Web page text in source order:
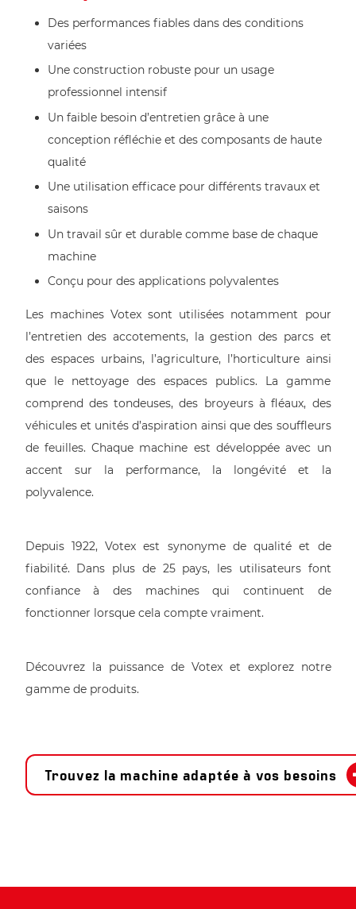
Des performances fiables dans des conditions
variées
Une construction robuste pour un usage
professionnel intensif
Un faible besoin d’entretien grâce à une
conception réfléchie et des composants de haute
qualité
Une utilisation efficace pour différents travaux et
saisons
Un travail sûr et durable comme base de chaque
machine
Conçu pour des applications polyvalentes
Les machines Votex sont utilisées notamment pour
l’entretien des accotements, la gestion des parcs et
des espaces urbains, l’agriculture, l’horticulture ainsi
que le nettoyage des espaces publics. La gamme
comprend des tondeuses, des broyeurs à fléaux, des
véhicules et unités d’aspiration ainsi que des souffleurs
de feuilles. Chaque machine est développée avec un
accent sur la performance, la longévité et la
polyvalence.
Depuis 1922, Votex est synonyme de qualité et de
fiabilité. Dans plus de 25 pays, les utilisateurs font
confiance à des machines qui continuent de
fonctionner lorsque cela compte vraiment.
Découvrez la puissance de Votex et explorez notre
gamme de produits.
Trouvez la machine adaptée à vos besoins